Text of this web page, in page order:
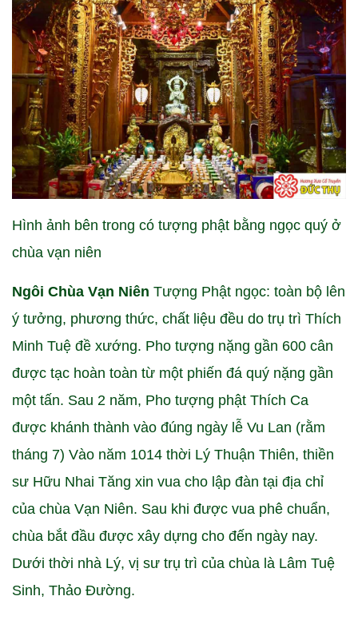
Hình ảnh bên trong có tượng phật bằng ngọc quý ở
chùa vạn niên
Ngôi Chùa Vạn Niên Tượng Phật ngọc: toàn bộ lên
ý tưởng, phương thức, chất liệu đều do trụ trì Thích
Minh Tuệ đề xướng. Pho tượng nặng gần 600 cân
được tạc hoàn toàn từ một phiến đá quý nặng gần
một tấn. Sau 2 năm, Pho tượng phật Thích Ca
được khánh thành vào đúng ngày lễ Vu Lan (rằm
tháng 7) Vào năm 1014 thời Lý Thuận Thiên, thiền
sư Hữu Nhai Tăng xin vua cho lập đàn tại địa chỉ
của chùa Vạn Niên. Sau khi được vua phê chuẩn,
chùa bắt đầu được xây dựng cho đến ngày nay.
Dưới thời nhà Lý, vị sư trụ trì của chùa là Lâm Tuệ
Sinh, Thảo Đường.